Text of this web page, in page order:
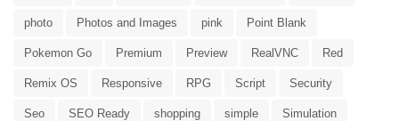
photo Photos and Images pink Point Blank
Pokemon Go Premium Preview RealVNC Red
Remix OS Responsive RPG Script Security
Seo SEO Ready shopping simple Simulation